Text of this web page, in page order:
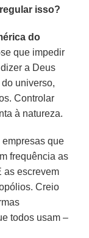
isso?
do
que impedir
a Deus
universo,
Controlar
à natureza.
empresas que
frequência as
as escrevem
Creio
todos usam –